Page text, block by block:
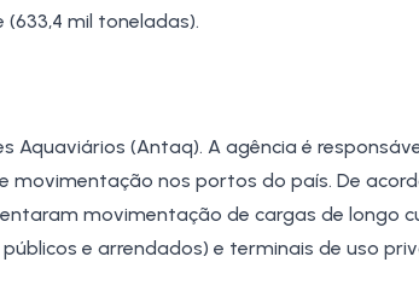
mil toneladas).
Aquaviários (Antaq). A agência é
movimentação nos portos do país. De
movimentação de cargas de longo
e arrendados) e terminais de uso